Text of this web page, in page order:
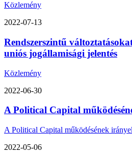
Közlemény
2022-07-13
Rendszerszintű
uniós jogállamisági jelentés
Közlemény
2022-06-30
A Political Capital
A Political Capital működésének
2022-05-06